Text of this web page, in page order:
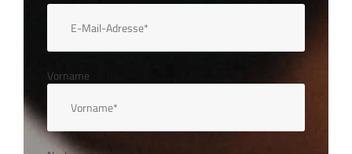
Vorname